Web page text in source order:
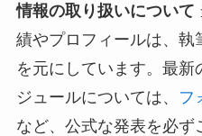
情報の取り扱いについて
績やプロフィールは、執
を元にしています。最
ジュールについては、
フ
など、公式な発表を必ず